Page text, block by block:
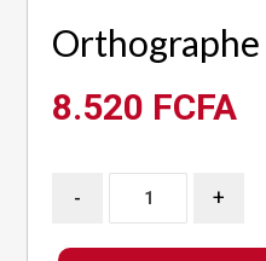
8.520 FCFA
- +